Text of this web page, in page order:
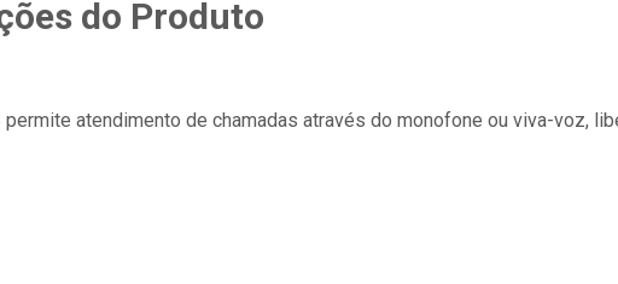
do Produto
permite atendimento de chamadas através do monofone ou viva-voz,